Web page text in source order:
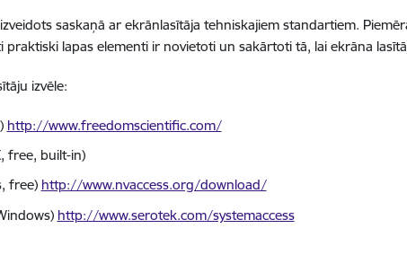
saskaņā ar ekrānlasītāja tehniskajiem standartiem.
praktiski lapas elementi ir novietoti un sakārtoti tā, lai ekrāna
izvēle:
http://www.freedomscientific.com/
free, built-in)
free) http://www.nvaccess.org/download/
http://www.serotek.com/systemaccess